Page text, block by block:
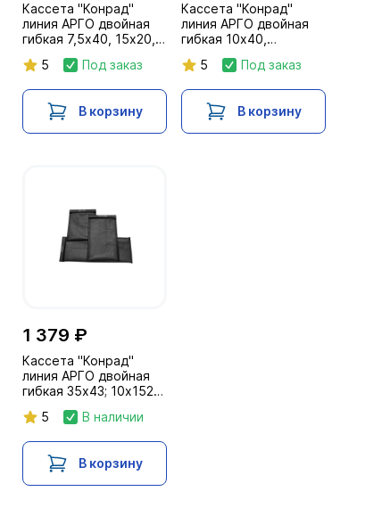
Кассета "Конрад"
линия АРГО двойная
гибкая 7,5х40, 15х20,
5 Под заказ
В корзину
Кассета "Конрад"
линия АРГО двойная
гибкая 10х40,
кв. см)
5 Под заказ
В корзину
1 379 ₽
Кассета "Конрад"
линия АРГО двойная
гибкая 35х43; 10х152
5 В наличии
В корзину